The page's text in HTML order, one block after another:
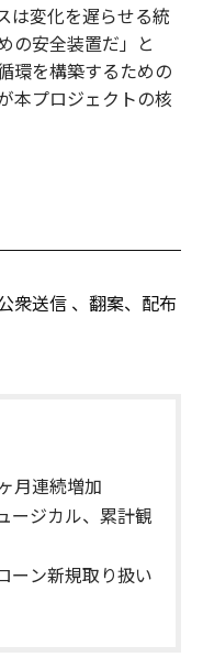
は変化を遅らせる統
の安全装置だ」と
環を構築するための
本プロジェクトの核
衆送信 、翻案、配布
月連続増加
ージカル、累計観
ーン新規取り扱い